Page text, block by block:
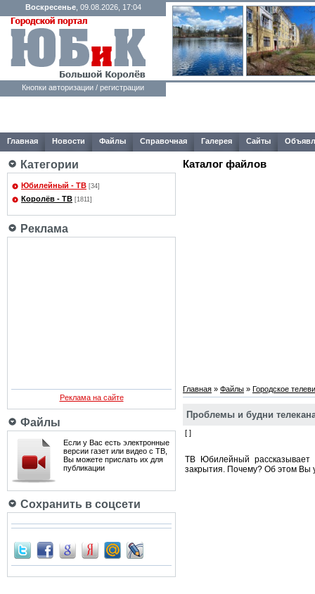
Воскресенье, 09.08.2026, 17:04
Кнопки авторизации / регистрации
Главная Новости Файлы Справочная Галерея Сайты
Категории
Юбилейный - ТВ [34]
Королёв - ТВ [1811]
Реклама
Реклама на сайте
Файлы
Если у Вас есть электронные
версии газет или видео с ТВ,
Вы можете прислать их для
публикации
Сохранить в соцсети
Каталог файлов
Главная » Файлы » Городское
Проблемы и будни
[ ]
ТВ Юбилейный
закрытия. Почему? Об этом Вы